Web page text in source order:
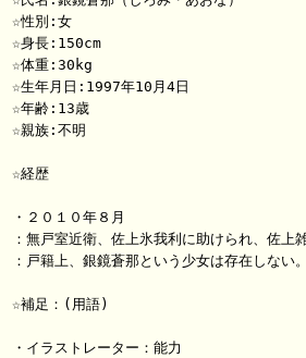
☆性別:女
☆身長:150cm
☆体重:30kg
☆生年月日:1997年10月4日
☆年齢:13歳
☆親族:不明
☆経歴
・２０１０年８月
：無戸室近衛、佐上氷我利に助けられ、佐上
：戸籍上、銀鏡蒼那という少女は存在しない。
☆補足：(用語)
・イラストレーター：能力